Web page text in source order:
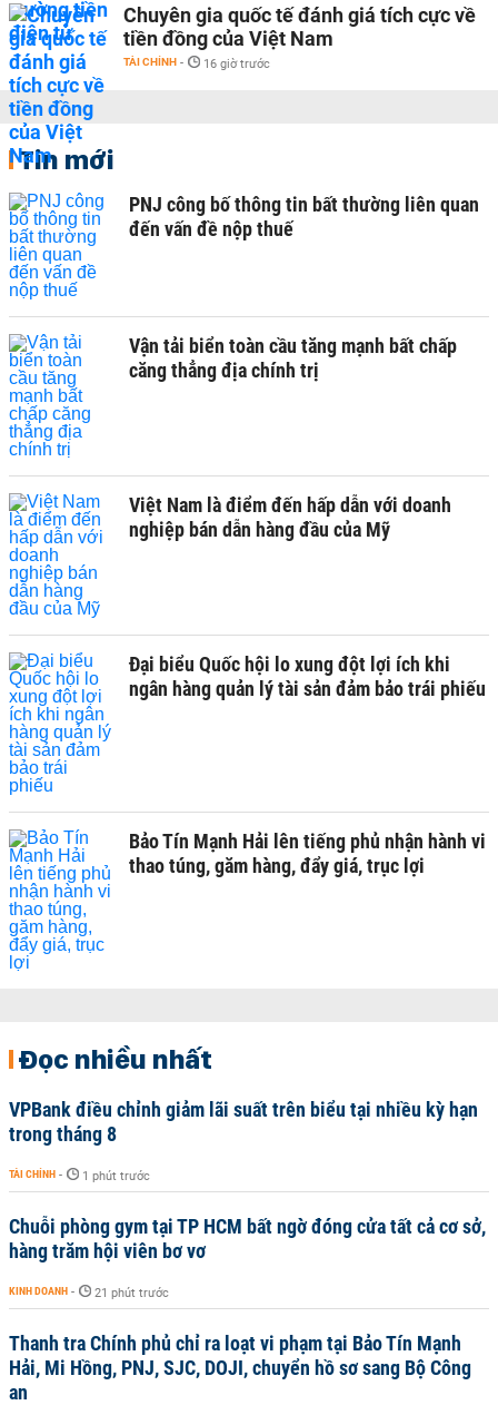
Chuyên gia quốc tế đánh giá tích cực về
tiền đồng của Việt Nam
TÀI CHÍNH - 16 giờ trước
Tin mới
PNJ công bố thông tin bất thường liên quan
đến vấn đề nộp thuế
Vận tải biển toàn cầu tăng mạnh bất chấp
căng thẳng địa chính trị
Việt Nam là điểm đến hấp dẫn với doanh
nghiệp bán dẫn hàng đầu của Mỹ
Đại biểu Quốc hội lo xung đột lợi ích khi
ngân hàng quản lý tài sản đảm bảo trái phiếu
Bảo Tín Mạnh Hải lên tiếng phủ nhận hành vi
thao túng, găm hàng, đẩy giá, trục lợi
Đọc nhiều nhất
VPBank điều chỉnh giảm lãi suất trên biểu tại nhiều kỳ hạn
trong tháng 8
TÀI CHÍNH - 1 phút trước
Chuỗi phòng gym tại TP HCM bất ngờ đóng cửa tất cả cơ sở,
hàng trăm hội viên bơ vơ
KINH DOANH - 21 phút trước
Thanh tra Chính phủ chỉ ra loạt vi phạm tại Bảo Tín Mạnh
Hải, Mi Hồng, PNJ, SJC, DOJI, chuyển hồ sơ sang Bộ Công
an